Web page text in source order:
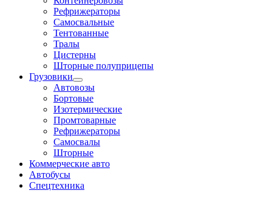
Рефрижераторы
Самосвальные
Тентованные
Тралы
Цистерны
Шторные полуприцепы
Грузовики
Автовозы
Бортовые
Изотермические
Промтоварные
Рефрижераторы
Самосвалы
Шторные
Коммерческие авто
Автобусы
Спецтехника